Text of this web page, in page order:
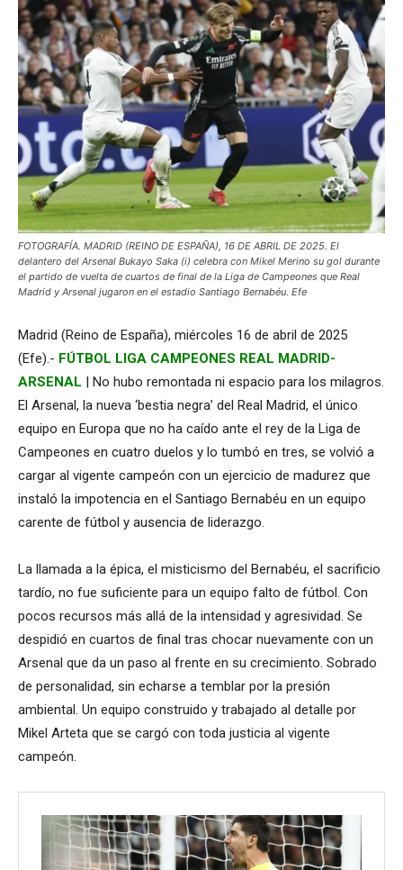
FOTOGRAFÍA. MADRID (REINO DE ESPAÑA), 16 DE ABRIL DE 2025. El
delantero del Arsenal Bukayo Saka (i) celebra con Mikel Merino su gol durante
el partido de vuelta de cuartos de final de la Liga de Campeones que Real
Madrid y Arsenal jugaron en el estadio Santiago Bernabéu. Efe
Madrid (Reino de España), miércoles 16 de abril de 2025
(Efe).- FÚTBOL LIGA CAMPEONES REAL MADRID-
ARSENAL | No hubo remontada ni espacio para los milagros.
El Arsenal, la nueva ‘bestia negra’ del Real Madrid, el único
equipo en Europa que no ha caído ante el rey de la Liga de
Campeones en cuatro duelos y lo tumbó en tres, se volvió a
cargar al vigente campeón con un ejercicio de madurez que
instaló la impotencia en el Santiago Bernabéu en un equipo
carente de fútbol y ausencia de liderazgo.
La llamada a la épica, el misticismo del Bernabéu, el sacrificio
tardío, no fue suficiente para un equipo falto de fútbol. Con
pocos recursos más allá de la intensidad y agresividad. Se
despidió en cuartos de final tras chocar nuevamente con un
Arsenal que da un paso al frente en su crecimiento. Sobrado
de personalidad, sin echarse a temblar por la presión
ambiental. Un equipo construido y trabajado al detalle por
Mikel Arteta que se cargó con toda justicia al vigente
campeón.